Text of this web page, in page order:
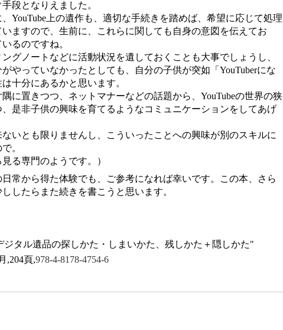
段となりえました。
YouTube上の遺作も、適切な手続きを踏めば、希望に応じて処理
ますので、生前に、これらに関しても自身の意図を伝えてお
るのですね。
グノートなどに活動状況を遺しておくことも大事でしょうし、
やっていなかったとしても、自分の子供が突如「YouTuberにな
十分にあるかと思います。
に置きつつ、ネットマナーなどの話題から、YouTubeの世界の狭
是非子供の興味を育てるようなコミュニケーションをしてあげ
いとも限りませんし、こういったことへの興味が別のスキルに
。
る専門のようです。）
常から得た体験でも、ご参考になれば幸いです。この本、さら
したらまた続きを書こうと思います。
ジタル遺品の探しかた・しまいかた、残しかた＋隠しかた"
頁,978-4-8178-4754-6